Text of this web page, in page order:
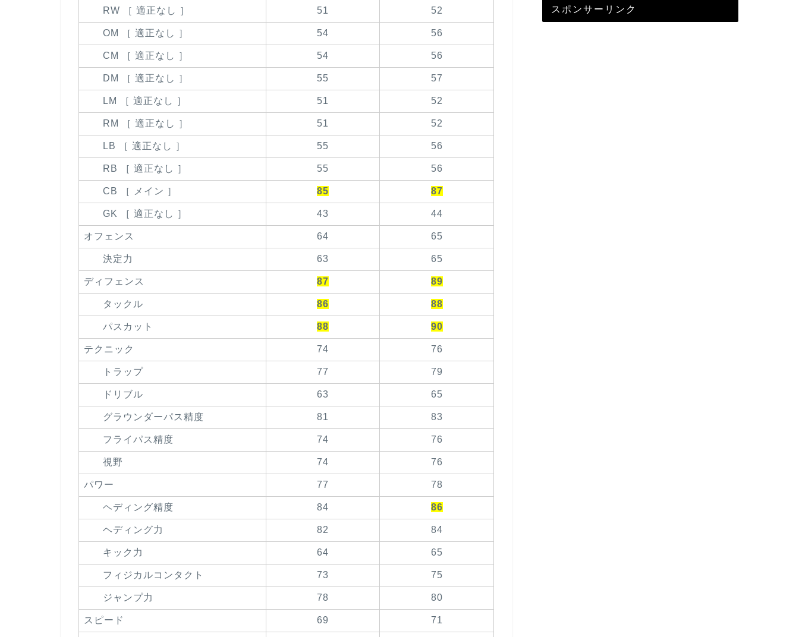
RW ［ 適正なし ］ 51 52
OM ［ 適正なし ］ 54 56
CM ［ 適正なし ］ 54 56
DM ［ 適正なし ］ 55 57
LM ［ 適正なし ］ 51 52
RM ［ 適正なし ］ 51 52
LB ［ 適正なし ］ 55 56
RB ［ 適正なし ］ 55 56
CB ［ メイン ］ 85 87
GK ［ 適正なし ］ 43 44
オフェンス 64 65
決定力 63 65
ディフェンス 87 89
タックル 86 88
パスカット 88 90
テクニック 74 76
トラップ 77 79
ドリブル 63 65
グラウンダーパス精度 81 83
フライパス精度 74 76
視野 74 76
パワー 77 78
ヘディング精度 84 86
ヘディング力 82 84
キック力 64 65
フィジカルコンタクト 73 75
ジャンプ力 78 80
スピード 69 71
スポンサーリンク